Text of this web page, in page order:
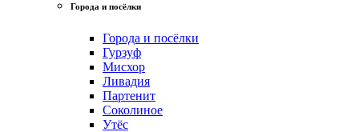
Города и посёлки
Города и посёлки
Гурзуф
Мисхор
Ливадия
Партенит
Соколиное
Утёс